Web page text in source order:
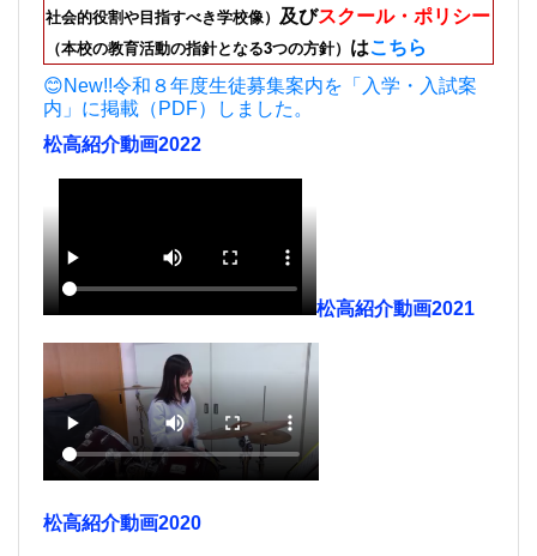
社会的役割や目指すべき学校像） 及びスクール・ポリシー
（本校の教育活動の指針となる3つの方針） はこちら
😊New!!令和８年度生徒募集案内を「入学・入試案
内」に掲載（PDF）しました。
松高紹介動画2022
松高紹介動画2021
松高紹介動画2020